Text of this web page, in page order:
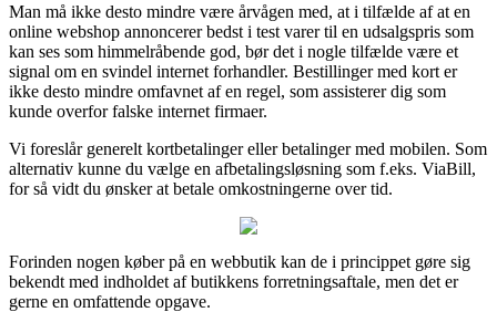
Man må ikke desto mindre være årvågen med, at i tilfælde af at en
online webshop annoncerer bedst i test varer til en udsalgspris som
kan ses som himmelråbende god, bør det i nogle tilfælde være et
signal om en svindel internet forhandler. Bestillinger med kort er
ikke desto mindre omfavnet af en regel, som assisterer dig som
kunde overfor falske internet firmaer.
Vi foreslår generelt kortbetalinger eller betalinger med mobilen. Som
alternativ kunne du vælge en afbetalingsløsning som f.eks. ViaBill,
for så vidt du ønsker at betale omkostningerne over tid.
Forinden nogen køber på en webbutik kan de i princippet gøre sig
bekendt med indholdet af butikkens forretningsaftale, men det er
gerne en omfattende opgave.